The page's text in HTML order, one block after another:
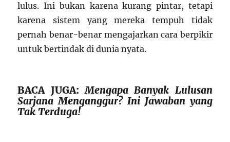
lulus. Ini bukan karena kurang pintar, tetapi
karena sistem yang mereka tempuh tidak
pernah benar-benar mengajarkan cara berpikir
untuk bertindak di dunia nyata.
BACA JUGA:Mengapa Banyak Lulusan
Sarjana Menganggur? Ini Jawaban yang
Tak Terduga!